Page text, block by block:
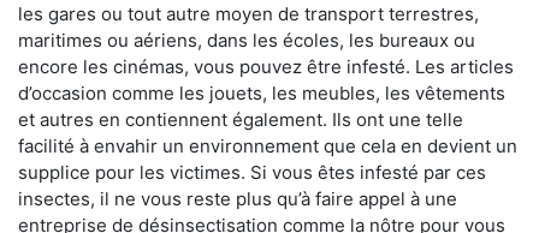
les gares ou tout autre moyen de transport terrestres,
maritimes ou aériens, dans les écoles, les bureaux ou
encore les cinémas, vous pouvez être infesté. Les articles
d’occasion comme les jouets, les meubles, les vêtements
et autres en contiennent également. Ils ont une telle
facilité à envahir un environnement que cela en devient un
supplice pour les victimes. Si vous êtes infesté par ces
insectes, il ne vous reste plus qu’à faire appel à une
entreprise de désinsectisation comme la nôtre pour vous